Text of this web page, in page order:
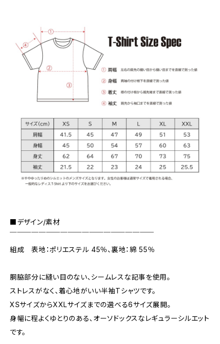
■デザイン/素材
組成 表地：ポリエステル 45％、裏地：綿 55％
胴脇部分に縫い目のない、シームレスな記事を使用。
ストレスがなく、着心地がいい半袖Tシャツです。
XSサイズからXXLサイズまでの選べる6サイズ展開。
身幅に程よくゆとりのある、オーソドックスなレギュラーシルエット
です。